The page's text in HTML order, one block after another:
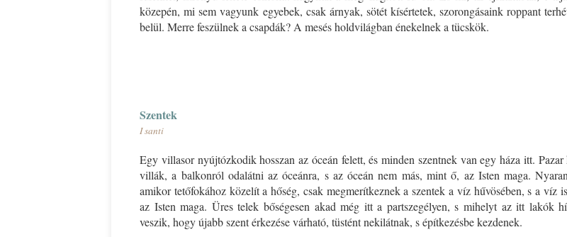
közepén, mi sem vagyunk egyebek, csak árnyak, sötét kísértetek, szorongásaink roppant
belül. Merre feszülnek a csapdák? A mesés holdvilágban énekelnek a tücskök.
Szentek
I santi
Egy villasor nyújtózkodik hosszan az óceán felett, és minden szentnek van egy háza itt. Pazar
villák, a balkonról odalátni az óceánra, s az óceán nem más, mint ő, az Isten maga.
amikor tetőfokához közelít a hőség, csak megmerítkeznek a szentek a víz hűvösében, s a víz
az Isten maga. Üres telek bőségesen akad még itt a partszegélyen, s mihelyt az itt lakók
veszik, hogy újabb szent érkezése várható, tüstént nekilátnak, s építkezésbe kezdenek.